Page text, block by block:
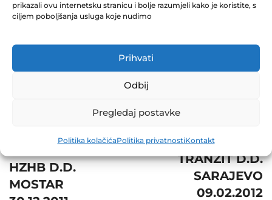
prikazali ovu internetsku stranicu i bolje razumjeli kako je koristite, s
ciljem poboljšanja usluga koje nudimo
Prihvati
Odbij
Pregledaj postavke
Politika kolačićaPolitika privatnostiKontakt
HZHB D.D.
MOSTAR
CENTROTRANS-
TRANZIT D.D.
SARAJEVO
09.02.2012